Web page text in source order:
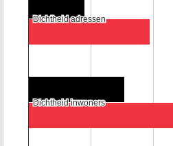
Dichtheid adressen
Dichtheid adressen
Dichtheid inwoners
Dichtheid inwoners